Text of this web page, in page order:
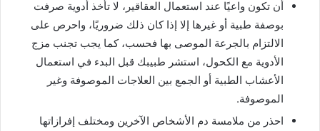
أن تكون واعيًا عند استعمال العقاقير، لا تأخذ أدوية صرفت
بوصفة طبية أو غيرها إلا إذا كان ذلك ضروريًا، واحرص على
الالتزام بالجرعة الموصى بها فحسب، كما يجب تجنب مزج
الأدوية مع الكحول، استشر طبيبك قبل البدء في استعمال
الأعشاب الطبية أو الجمع بين العلاجات الموصوفة وغير
الموصوفة.
احذر من ملامسة دم الأشخاص الآخرين ومختلف إفرازاتها